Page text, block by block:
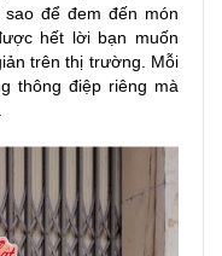
để đem đến món
hết lời bạn muốn
trên thị trường. Mỗi
thông điệp riêng mà